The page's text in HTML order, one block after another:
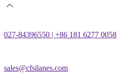
027-84396550 | +86 181 6277 0058
sales@cfsilanes.com